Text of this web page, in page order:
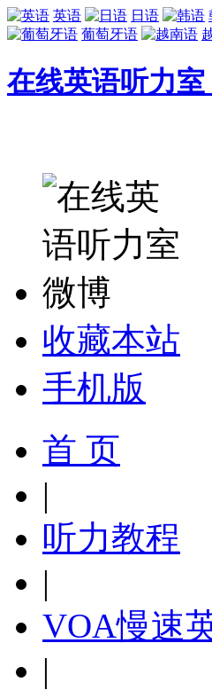
英语 日语
葡萄牙语
在线英语听力
收藏本站
手机版
首 页
|
听力教程
|
VOA慢速
|